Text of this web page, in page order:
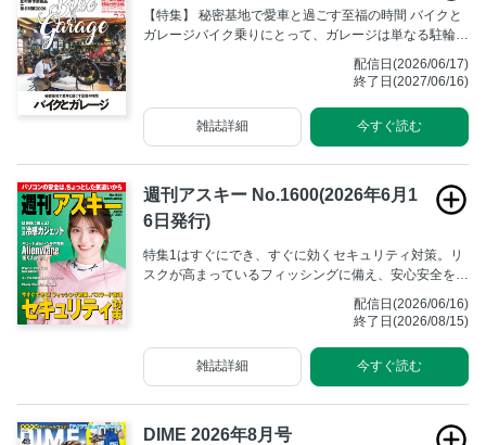
【特集】 秘密基地で愛車と過ごす至福の時間 バイクと
ガレージバイク乗りにとって、ガレージは単なる駐輪場
のだ。本特集では、いま気になる各社のニューモデルか
ら、愛車と過ごす時間を楽しみ、豊かな人生を歩む人た
ちのガレージライフをヴィジュアル豊かに紹介する。夢
で終わらせない──。自らの秘密基地を手に入れる第一
歩がここにある！
配信日(2026/06/17)
終了日(2027/06/16)
今すぐ読む
雑誌詳細
週刊アスキー No.1600(2026年6月1
6日発行)
特集1はすぐにでき、すぐに効くセキュリティ対策。リ
スクが高まっているフィッシングに備え、安心安全を手
ット。酷暑の夏に、ファン付きウエアはもはや必須だ。
配信日(2026/06/16)
終了日(2026/08/15)
今すぐ読む
雑誌詳細
DIME 2026年8月号